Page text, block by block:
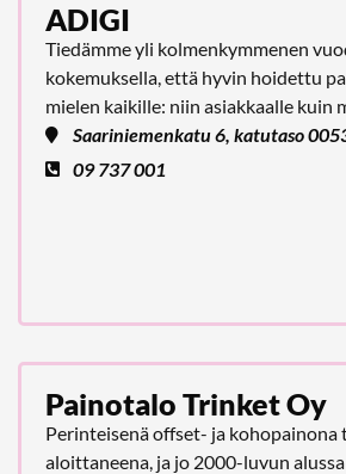
ADIGI
Tiedämme yli kolmenkymmenen
kokemuksella, että hyvin hoidettu
mielen kaikille: niin asiakkaalle kuin
Saariniemenkatu 6, katutaso
09 737 001
Painotalo Trinket Oy
Perinteisenä offset- ja
aloittaneena, ja jo 2000-luvun